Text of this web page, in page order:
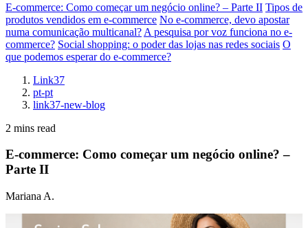
E-commerce: Como começar um negócio online? – Parte II Tipos de
produtos vendidos em e-commerce No e-commerce, devo apostar
numa comunicação multicanal? A pesquisa por voz funciona no e-
commerce? Social shopping: o poder das lojas nas redes sociais O
que podemos esperar do e-commerce?
Link37
pt-pt
link37-new-blog
2 mins read
E-commerce: Como começar um negócio online? –
Parte II
Mariana A.